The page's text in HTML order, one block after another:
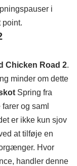
i
point.
Chicken Road 2.
minder om dette
Spring fra
og saml
er ikke kun sjov
at tilføje en
Hvor
handler denne